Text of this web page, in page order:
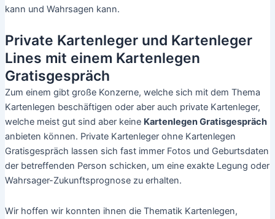
kann und Wahrsagen kann.
Private Kartenleger und Kartenleger
Lines mit einem Kartenlegen
Gratisgespräch
Zum einem gibt große Konzerne, welche sich mit dem Thema
Kartenlegen beschäftigen oder aber auch private Kartenleger,
welche meist gut sind aber keine Kartenlegen Gratisgespräch
anbieten können. Private Kartenleger ohne Kartenlegen
Gratisgespräch lassen sich fast immer Fotos und Geburtsdaten
der betreffenden Person schicken, um eine exakte Legung oder
Wahrsager-Zukunftsprognose zu erhalten.
Wir hoffen wir konnten ihnen die Thematik Kartenlegen,